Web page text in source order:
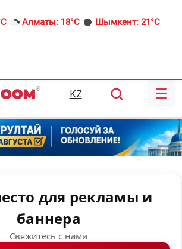
Алматы: 18°C Шымкент: 21°C
KZ ☰
для рекламы и
баннера
Свяжитесь с нами